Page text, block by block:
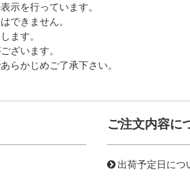
示を行っています。
できません。
ます。
ざいます。
らかじめご了承下さい。
ご注文内容に
出荷予定日につ